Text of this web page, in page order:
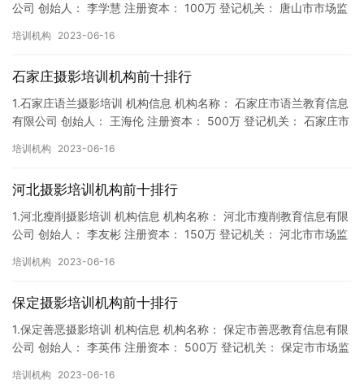
公司 创始人： 李学慧 注册资本： 100万 登记机关： 唐山市市场监
培训机构 2023-06-16
石家庄摄影培训机构前十排行
1.石家庄语兰摄影培训 机构信息 机构名称： 石家庄市语兰教育信息
有限公司 创始人： 王海伦 注册资本： 500万 登记机关： 石家庄市
培训机构 2023-06-16
河北摄影培训机构前十排行
1.河北瘦削摄影培训 机构信息 机构名称： 河北市瘦削教育信息有限
公司 创始人： 李友彬 注册资本： 150万 登记机关： 河北市市场监
培训机构 2023-06-16
保定摄影培训机构前十排行
1.保定善恶摄影培训 机构信息 机构名称： 保定市善恶教育信息有限
公司 创始人： 李英伟 注册资本： 500万 登记机关： 保定市市场监
培训机构 2023-06-16